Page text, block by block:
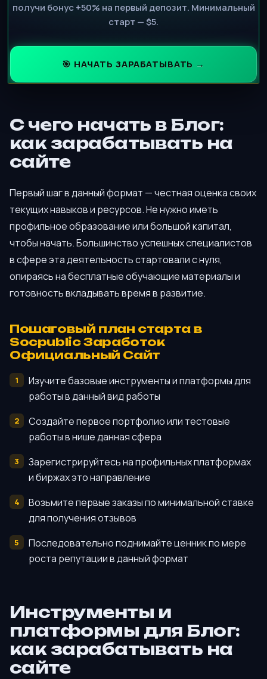
получи бонус +50% на первый депозит. Минимальный
старт — $5.
🎯 НАЧАТЬ ЗАРАБАТЫВАТЬ →
С чего начать в Блог:
как зарабатывать на
сайте
Первый шаг в данный формат — честная оценка своих
текущих навыков и ресурсов. Не нужно иметь
профильное образование или большой капитал,
чтобы начать. Большинство успешных специалистов
в сфере эта деятельность стартовали с нуля,
опираясь на бесплатные обучающие материалы и
готовность вкладывать время в развитие.
Пошаговый план старта в
Socpublic Заработок
Официальный Сайт
Изучите базовые инструменты и платформы для
работы в данный вид работы
Создайте первое портфолио или тестовые
работы в нише данная сфера
Зарегистрируйтесь на профильных платформах
и биржах это направление
Возьмите первые заказы по минимальной ставке
для получения отзывов
Последовательно поднимайте ценник по мере
роста репутации в данный формат
Инструменты и
платформы для Блог:
как зарабатывать на
сайте